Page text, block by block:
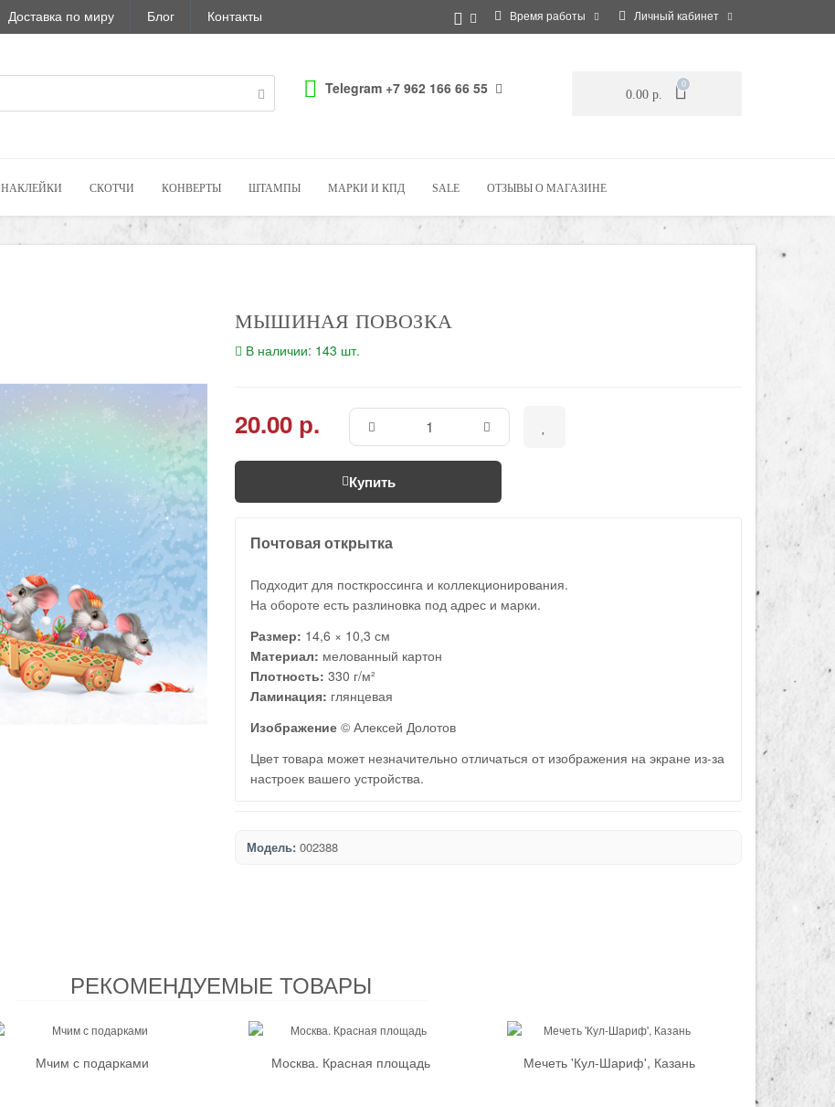
Доставка по миру Блог Контакты Время работы Личный кабинет
Telegram +7 962 166 66 55 0.00 р.
0
НАКЛЕЙКИ СКОТЧИ КОНВЕРТЫ ШТАМПЫ МАРКИ И КПД SALE ОТЗЫВЫ О МАГАЗИНЕ
МЫШИНАЯ ПОВОЗКА
В наличии: 143 шт.
20.00 р.
Купить
Почтовая открытка
Подходит для посткроссинга и коллекционирования.
На обороте есть разлиновка под адрес и марки.
Размер: 14,6 × 10,3 см
Материал: мелованный картон
Плотность: 330 г/м²
Ламинация: глянцевая
Изображение © Алексей Долотов
Цвет товара может незначительно отличаться от изображения на экране из-за
настроек вашего устройства.
Модель: 002388
РЕКОМЕНДУЕМЫЕ ТОВАРЫ
Мчим с подарками Москва. Красная площадь Мечеть 'Кул-Шариф', Казань Кратер